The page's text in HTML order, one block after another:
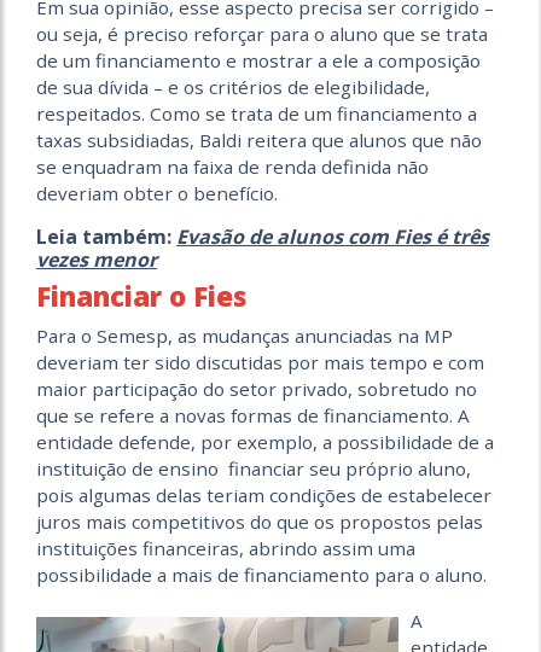
Em sua opinião, esse aspecto precisa ser corrigido –
ou seja, é preciso reforçar para o aluno que se trata
de um financiamento e mostrar a ele a composição
de sua dívida – e os critérios de elegibilidade,
respeitados. Como se trata de um financiamento a
taxas subsidiadas, Baldi reitera que alunos que não
se enquadram na faixa de renda definida não
deveriam obter o benefício.
Leia também: Evasão de alunos com Fies é três
vezes menor
Financiar o Fies
Para o Semesp, as mudanças anunciadas na MP
deveriam ter sido discutidas por mais tempo e com
maior participação do setor privado, sobretudo no
que se refere a novas formas de financiamento. A
entidade defende, por exemplo, a possibilidade de a
instituição de ensino financiar seu próprio aluno,
pois algumas delas teriam condições de estabelecer
juros mais competitivos do que os propostos pelas
instituições financeiras, abrindo assim uma
possibilidade a mais de financiamento para o aluno.
A
entidade